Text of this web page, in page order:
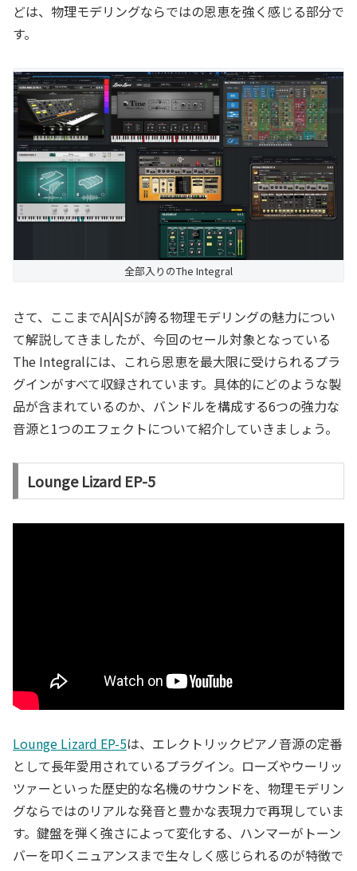
どは、物理モデリングならではの恩恵を強く感じる部分で
す。
全部入りのThe Integral
さて、ここまでA|A|Sが誇る物理モデリングの魅力につい
て解説してきましたが、今回のセール対象となっている
The Integralには、これら恩恵を最大限に受けられるプラ
グインがすべて収録されています。具体的にどのような製
品が含まれているのか、バンドルを構成する6つの強力な
音源と1つのエフェクトについて紹介していきましょう。
Lounge Lizard EP-5
Lounge Lizard EP-5は、エレクトリックピアノ音源の定番
として長年愛用されているプラグイン。ローズやウーリッ
ツァーといった歴史的な名機のサウンドを、物理モデリン
グならではのリアルな発音と豊かな表現力で再現していま
す。鍵盤を弾く強さによって変化する、ハンマーがトーン
バーを叩くニュアンスまで生々しく感じられるのが特徴で